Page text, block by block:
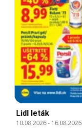
Lidl leták
10.08.2026- 16.08.2026